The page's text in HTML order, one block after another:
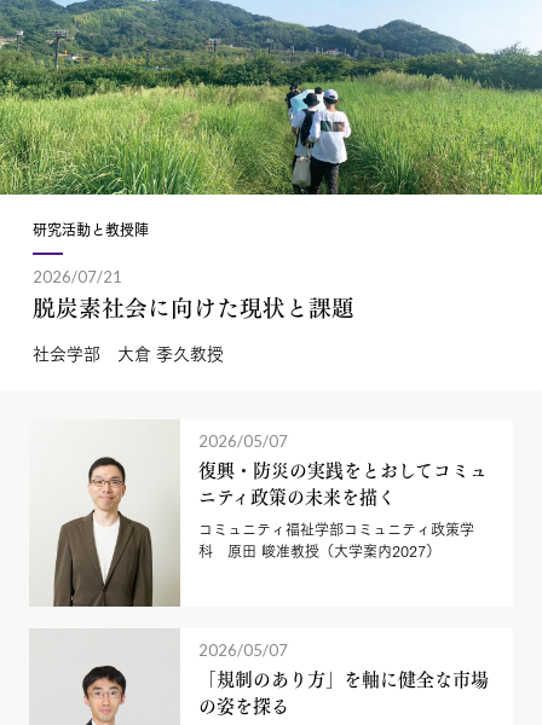
研究活動と教授陣
2026/07/21
脱炭素社会に向けた現状と課題
社会学部 大倉 季久教授
2026/05/07
復興・防災の実践をとおしてコミュ
ニティ政策の未来を描く
コミュニティ福祉学部コミュニティ政策学
科 原田 峻准教授（大学案内2027）
2026/05/07
「規制のあり方」を軸に健全な市場
の姿を探る